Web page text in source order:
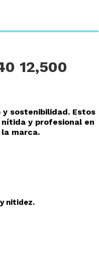
12,500
sostenibilidad. Estos
y profesional en
marca.
nitidez.